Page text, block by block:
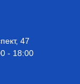
47
- 18:00